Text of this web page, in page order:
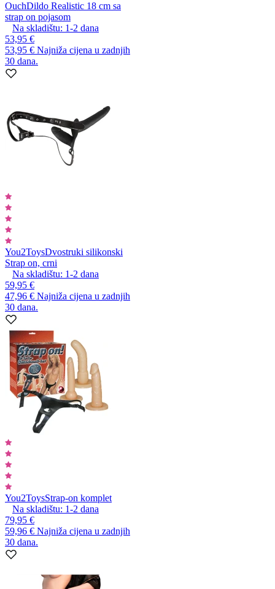
OuchDildo Realistic 18 cm sa
strap on pojasom
Na skladištu: 1-2 dana
53,95 €
53,95 € Najniža cijena u zadnjih
30 dana.
You2ToysDvostruki silikonski
Strap on, crni
Na skladištu: 1-2 dana
59,95 €
47,96 € Najniža cijena u zadnjih
30 dana.
You2ToysStrap-on komplet
Na skladištu: 1-2 dana
79,95 €
59,96 € Najniža cijena u zadnjih
30 dana.